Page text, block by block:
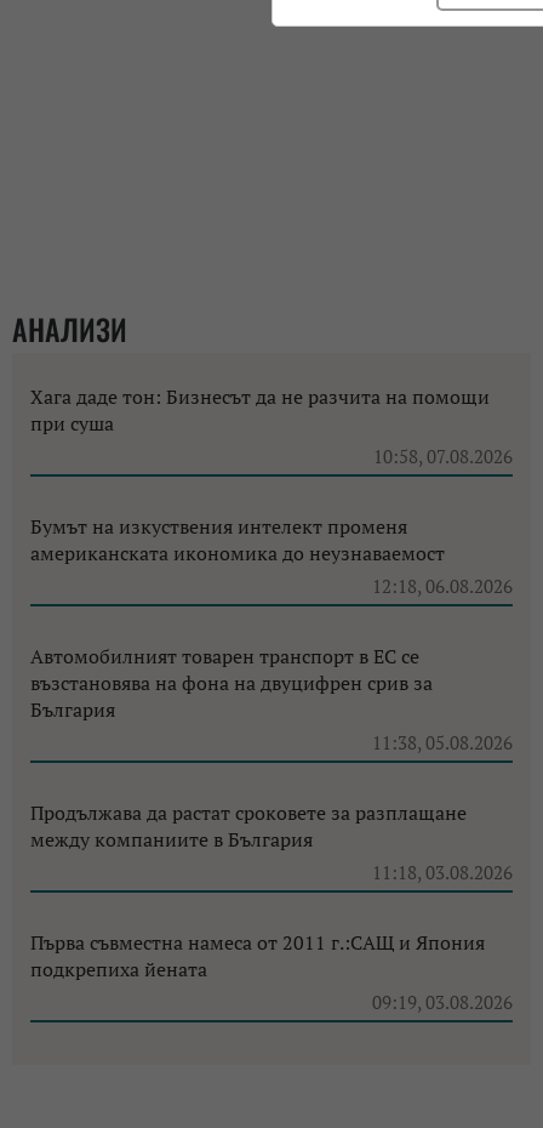
АНАЛИЗИ
Хага даде тон: Бизнесът да не разчита на помощи
при суша
10:58, 07.08.2026
Бумът на изкуствения интелект променя
американската икономика до неузнаваемост
12:18, 06.08.2026
Автомобилният товарен транспорт в ЕС се
възстановява на фона на двуцифрен срив за
България
11:38, 05.08.2026
Продължава да растат сроковете за разплащане
между компаниите в България
11:18, 03.08.2026
Първа съвместна намеса от 2011 г.:САЩ и Япония
подкрепиха йената
09:19, 03.08.2026